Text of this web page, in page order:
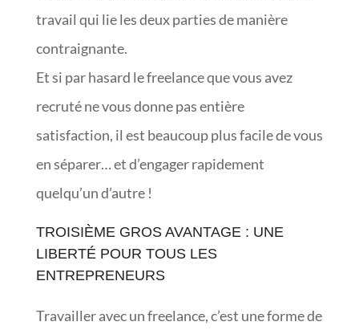
travail qui lie les deux parties de manière
contraignante.
Et si par hasard le freelance que vous avez
recruté ne vous donne pas entière
satisfaction, il est beaucoup plus facile de vous
en séparer… et d’engager rapidement
quelqu’un d’autre !
TROISIÈME GROS AVANTAGE : UNE
LIBERTÉ POUR TOUS LES
ENTREPRENEURS
Travailler avec un freelance, c’est une forme de